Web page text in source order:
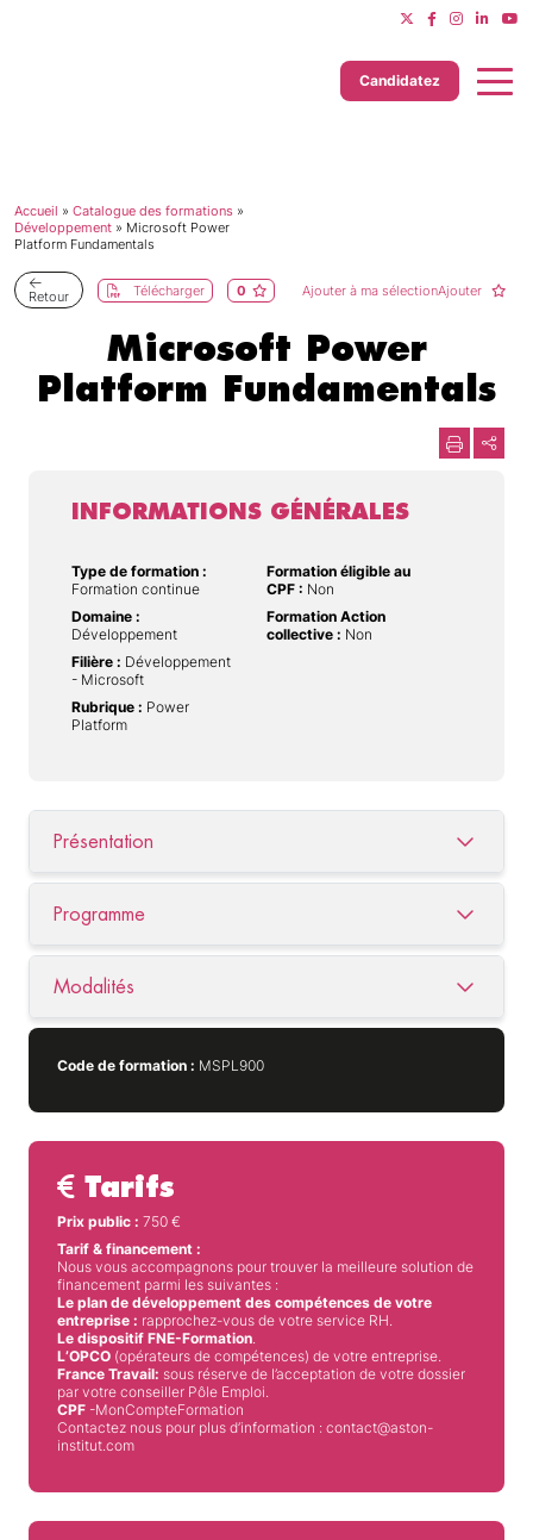
Candidatez
Accueil » Catalogue des formations »
Développement » Microsoft Power
Platform Fundamentals
Retour Télécharger 0 Ajouter à ma sélectionAjouter
Microsoft Power
Platform Fundamentals
INFORMATIONS GÉNÉRALES
Type de formation :
Formation continue
Domaine :
Développement
Filière : Développement
- Microsoft
Rubrique : Power
Platform
Formation éligible au
CPF : Non
Formation Action
collective : Non
Présentation
Programme
Modalités
Code de formation : MSPL900
Tarifs
Prix public : 750 €
Tarif & financement :
Nous vous accompagnons pour trouver la meilleure solution de
financement parmi les suivantes :
Le plan de développement des compétences de votre
entreprise : rapprochez-vous de votre service RH.
Le dispositif FNE-Formation.
L’OPCO (opérateurs de compétences) de votre entreprise.
France Travail: sous réserve de l’acceptation de votre dossier
par votre conseiller Pôle Emploi.
CPF -MonCompteFormation
Contactez nous pour plus d’information : contact@aston-
institut.com